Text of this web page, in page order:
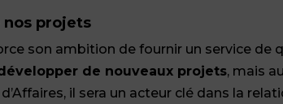
projets
son ambition de fournir un service de
de nouveaux projets, mais
il sera un acteur clé dans la